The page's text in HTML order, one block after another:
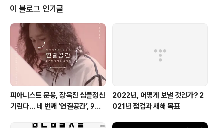
습니다.영화음악은 그 실험적인 스타일 덕분에 살짝 납량
특집이 되었습니다. ^^ 첫방송을 마치고 만게님과 저는 은
근 다음 방송 녹음을 기다렸는데요-영화 때문인지 음악 때
문인지 아무튼 긴장감(!) 넘치는 가운데, 화기애애한 분위
기로 방송을 마칠 수 있었습니다.게스트로 출연, 좋은 내용
많이 들려주신 김재호 기자님께 감사..
이 블로그 인기글
피아니스트 문용, 장욱진 심플정신
기린다… 네 번째 ‘연결공간’, 9월
2022년, 어떻게 보낼 것인가? 2
021년 점검과 새해 목표